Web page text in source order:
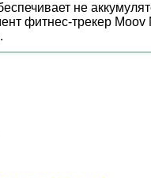
не
фитнес-трекер Moov